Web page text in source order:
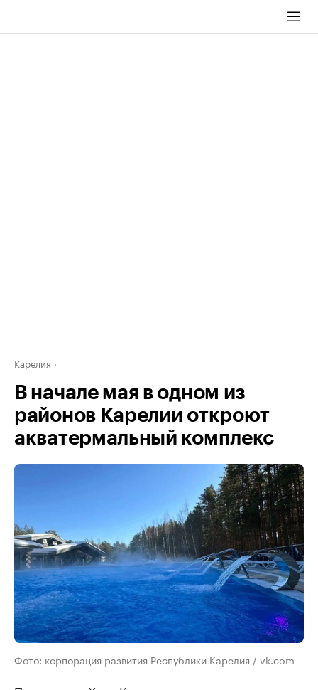
Карелия
В начале мая в одном из
районов Карелии откроют
акватермальный комплекс
Фото: корпорация развития Республики Карелия / vk.com